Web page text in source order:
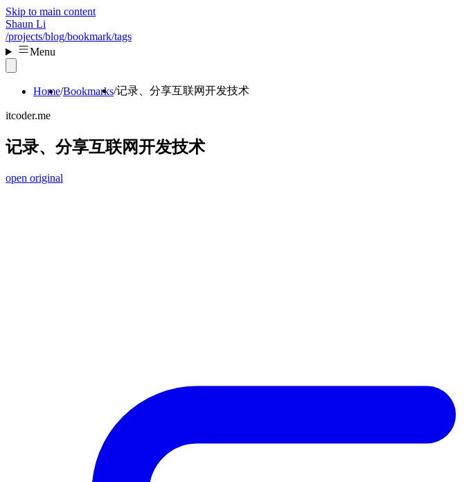
Skip to main content
Shaun Li
/projects/blog/bookmark/tags
Menu
Home Bookmarks 记录、分享互联网开发技术
itcoder.me
记录、分享互联网开发技术
open original